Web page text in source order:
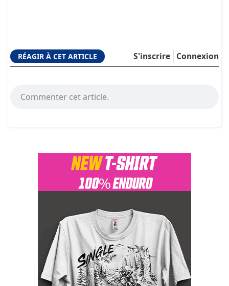
RÉAGIR À CET ARTICLE Connexion
S'inscrire
Commenter cet article.